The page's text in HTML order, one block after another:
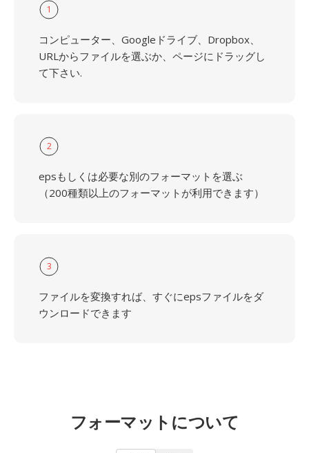
1
コンピューター、Googleドライブ、Dropbox、
URLからファイルを選ぶか、ページにドラッグし
て下さい.
2
epsもしくは必要な別のフォーマットを選ぶ
（200種類以上のフォーマットが利用できます）
3
ファイルを変換すれば、すぐにepsファイルをダ
ウンロードできます
フォーマットについて